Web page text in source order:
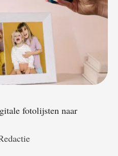
fotolijsten naar